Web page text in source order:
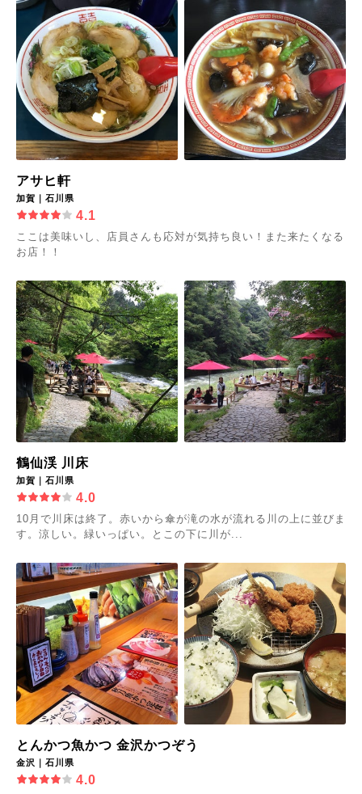
アサヒ軒
加賀｜石川県
4.1
ここは美味いし、店員さんも応対が気持ち良い！また来たくなる
お店！！
鶴仙渓 川床
加賀｜石川県
4.0
10月で川床は終了。赤いから傘が滝の水が流れる川の上に並びま
す。涼しい。緑いっぱい。とこの下に川が...
とんかつ魚かつ 金沢かつぞう
金沢｜石川県
4.0